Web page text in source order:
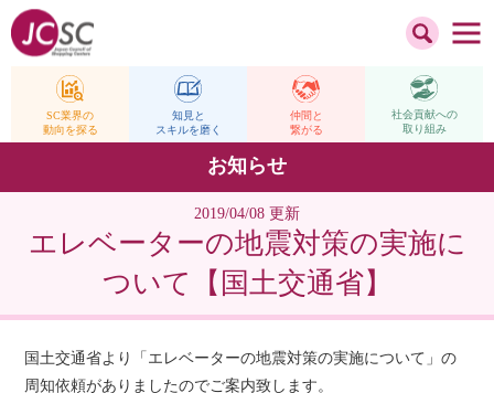
SC業界の
動向を探る
知見と
スキルを磨く
仲間と
繋がる
社会貢献への
取り組み
お知らせ
2019/04/08 更新
エレベーターの地震対策の実施に
ついて【国土交通省】
国土交通省より「エレベーターの地震対策の実施について」の
周知依頼がありましたのでご案内致します。